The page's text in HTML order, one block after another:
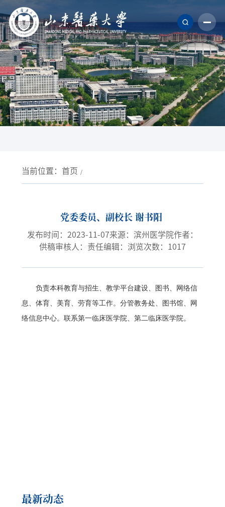
当前位置： 首页
党委委员、副校长 谢书阳
发布时间：2023-11-07来源：滨州医学院作者：
供稿审核人： 责任编辑： 浏览次数： 1017
负责本科教育与招生、教学平台建设、图书、网络信
息、体育、美育、劳育等工作。分管教务处、图书馆、网
络信息中心。联系第一临床医学院、第二临床医学院。
最新动态